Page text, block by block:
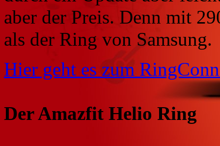
aber der Preis. Denn mit
als der Ring von Samsung.
Hier geht es zum
Der Amazfit Helio Ring